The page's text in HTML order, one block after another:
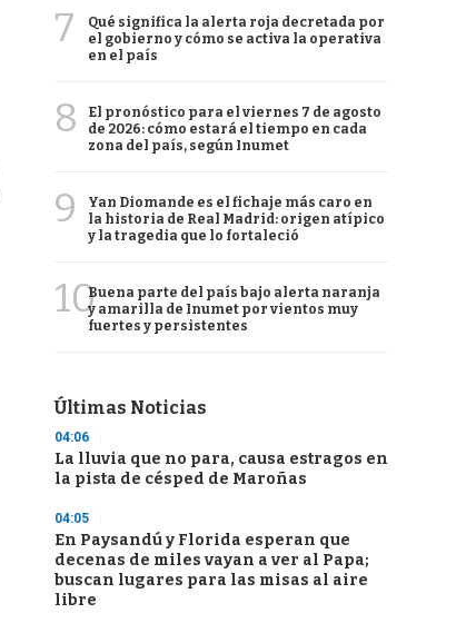
7
Qué significa la alerta roja decretada por
el gobierno y cómo se activa la operativa
en el país
8
El pronóstico para el viernes 7 de agosto
de 2026: cómo estará el tiempo en cada
zona del país, según Inumet
9
Yan Diomande es el fichaje más caro en
la historia de Real Madrid: origen atípico
y la tragedia que lo fortaleció
10Buena parte del país bajo alerta naranja
y amarilla de Inumet por vientos muy
fuertes y persistentes
Últimas Noticias
04:06
La lluvia que no para, causa estragos en
la pista de césped de Maroñas
04:05
En Paysandú y Florida esperan que
decenas de miles vayan a ver al Papa;
buscan lugares para las misas al aire
libre